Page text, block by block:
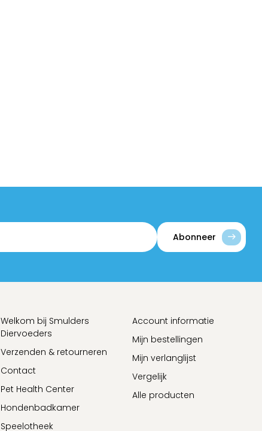
Abonneer
Welkom bij Smulders
Diervoeders
Verzenden & retourneren
Contact
Pet Health Center
Hondenbadkamer
Speelotheek
Account informatie
Mijn bestellingen
Mijn verlanglijst
Vergelijk
Alle producten